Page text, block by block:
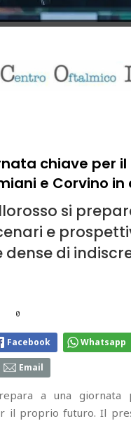
chiave per
e Corvino
si
e
di
0
Facebook Whatsapp
Email
a una giornata
il proprio futuro. Il